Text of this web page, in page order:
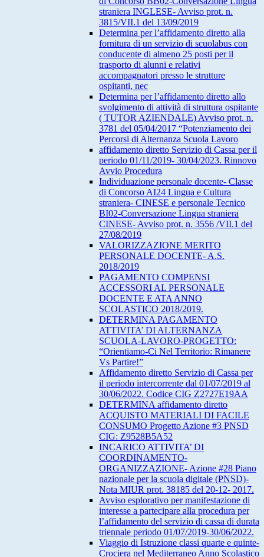
straniera INGLESE- Avviso prot. n.
3815/VII.1 del 13/09/2019
Determina per l’affidamento diretto alla
fornitura di un servizio di scuolabus con
conducente di almeno 25 posti per il
trasporto di alunni e relativi
accompagnatori presso le strutture
ospitanti, nec
Determina per l’affidamento diretto allo
svolgimento di attività di struttura ospitante
( TUTOR AZIENDALE) Avviso prot. n.
3781 del 05/04/2017 “Potenziamento dei
Percorsi di Alternanza Scuola Lavoro
affidamento diretto Servizio di Cassa per il
periodo 01/11/2019- 30/04/2023. Rinnovo
Avvio Procedura
Individuazione personale docente- Classe
di Concorso AI24 Lingua e Cultura
straniera- CINESE e personale Tecnico
BI02-Conversazione Lingua straniera
CINESE- Avviso prot. n. 3556 /VII.1 del
27/08/2019
VALORIZZAZIONE MERITO
PERSONALE DOCENTE- A.S.
2018/2019
PAGAMENTO COMPENSI
ACCESSORI AL PERSONALE
DOCENTE E ATA ANNO
SCOLASTICO 2018/2019.
DETERMINA PAGAMENTO
ATTIVITA’ DI ALTERNANZA
SCUOLA-LAVORO-PROGETTO:
“Orientiamo-Ci Nel Territorio: Rimanere
Vs Partire!”
Affidamento diretto Servizio di Cassa per
il periodo intercorrente dal 01/07/2019 al
30/06/2022. Codice CIG Z2727E19AA
DETERMINA affidamento diretto
ACQUISTO MATERIALI DI FACILE
CONSUMO Progetto Azione #3 PNSD
CIG: Z9528B5A52
INCARICO ATTIVITA’ DI
COORDINAMENTO-
ORGANIZZAZIONE- Azione #28 Piano
nazionale per la scuola digitale (PNSD)-
Nota MIUR prot. 38185 del 20-12- 2017.
Avviso esplorativo per manifestazione di
interesse a partecipare alla procedura per
l’affidamento del servizio di cassa di durata
triennale periodo 01/07/2019-30/06/2022.
Viaggio di Istruzione classi quarte e quinte-
Crociera nel Mediterraneo Anno Scolastico